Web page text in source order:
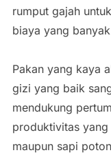
rumput gajah
biaya yang
Pakan yang kaya
gizi yang baik
mendukung
produktivitas
maupun sapi